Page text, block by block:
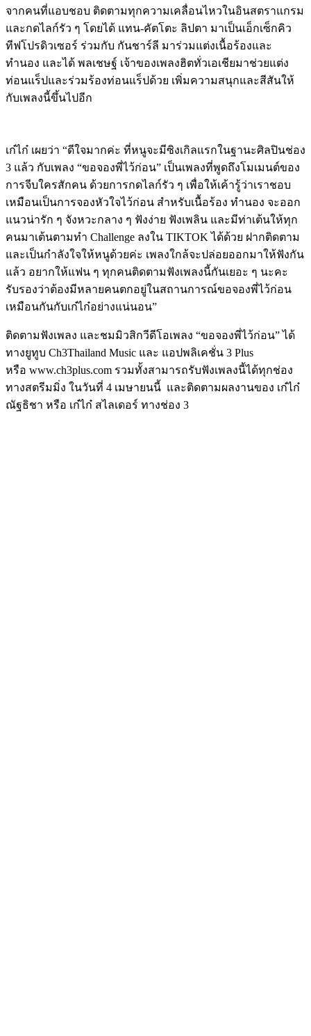
จากคนที่แอบชอบ ติดตามทุกความเคลื่อนไหวในอินสตราแกรม
และกดไลก์รัว ๆ โดยได้ แทน-คัตโตะ ลิปตา มาเป็นเอ็กเซ็กคิว
ทีฟโปรดิวเซอร์ ร่วมกับ กันชาร์ลี มาร่วมแต่งเนื้อร้องและ
ทำนอง และได้ พลเชษฐ์ เจ้าของเพลงฮิตทั่วเอเชียมาช่วยแต่ง
ท่อนแร็ปและร่วมร้องท่อนแร็ปด้วย เพิ่มความสนุกและสีสันให้
กับเพลงนี้ขึ้นไปอีก
เก๋ไก๋ เผยว่า “ดีใจมากค่ะ ที่หนูจะมีซิงเกิลแรกในฐานะศิลปินช่อง
3 แล้ว กับเพลง “ขอจองพี่ไว้ก่อน” เป็นเพลงที่พูดถึงโมเมนต์ของ
การจีบใครสักคน ด้วยการกดไลก์รัว ๆ เพื่อให้เค้ารู้ว่าเราชอบ
เหมือนเป็นการจองหัวใจไว้ก่อน สำหรับเนื้อร้อง ทำนอง จะออก
แนวน่ารัก ๆ จังหวะกลาง ๆ ฟังง่าย ฟังเพลิน และมีท่าเต้นให้ทุก
คนมาเต้นตามทำ Challenge ลงใน TIKTOK ได้ด้วย ฝากติดตาม
และเป็นกำลังใจให้หนูด้วยค่ะ เพลงใกล้จะปล่อยออกมาให้ฟังกัน
แล้ว อยากให้แฟน ๆ ทุกคนติดตามฟังเพลงนี้กันเยอะ ๆ นะคะ
รับรองว่าต้องมีหลายคนตกอยู่ในสถานการณ์ขอจองพี่ไว้ก่อน
เหมือนกันกับเก๋ไก๋อย่างแน่นอน”
ติดตามฟังเพลง และชมมิวสิกวีดีโอเพลง “ขอจองพี่ไว้ก่อน” ได้
ทางยูทูบ Ch3Thailand Music และ แอปพลิเคชั่น 3 Plus
หรือ www.ch3plus.com รวมทั้งสามารถรับฟังเพลงนี้ได้ทุกช่อง
ทางสตรีมมิ่ง ในวันที่ 4 เมษายนนี้ และติดตามผลงานของ เก๋ไก๋
ณัฐธิชา หรือ เก๋ไก๋ สไลเดอร์ ทางช่อง 3